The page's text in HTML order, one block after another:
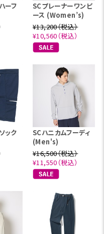
ーフ
SCプレーナーワンピ
ース (Women’s)
¥13,200（税込）
¥10,560（税込）
ック
SCハニカムフーディ
(Men's)
¥16,500（税込）
¥11,550（税込）